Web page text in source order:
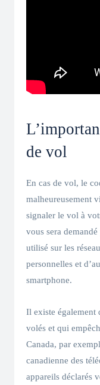
de vol
En cas de vol, le
malheureusement
signaler le vol à
vous sera
utilisé sur les
personnelles et
smartphone.
Il existe également
volés et qui
Canada, par
canadienne des
appareils déclarés